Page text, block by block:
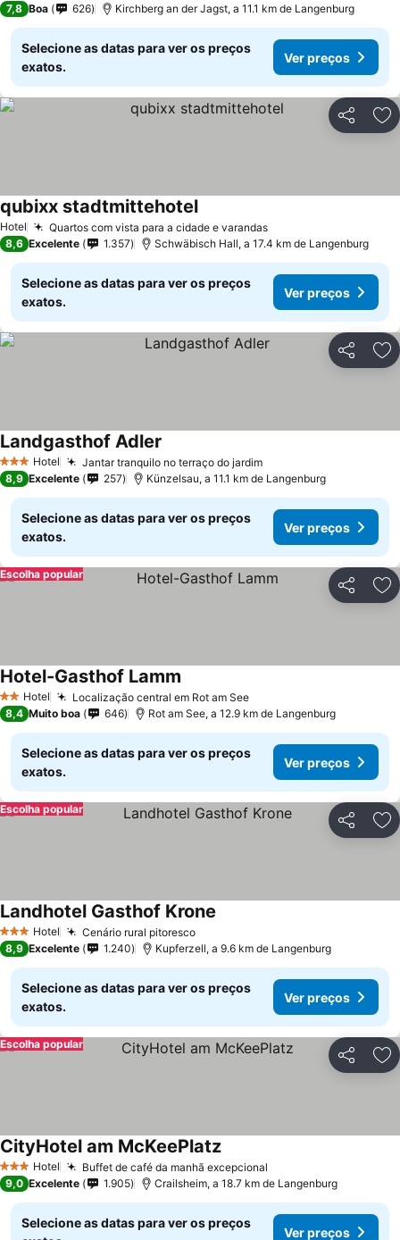
7,8 Boa 626 Kirchberg an der Jagst, a 11.1 km de Langenburg
Selecione as datas para ver os preços
exatos.
Ver preços
Partilhar
Hotel Quartos com vista para a cidade e varandas
qubixx stadtmittehotel
8,6 Excelente 1.357 Schwäbisch Hall, a 17.4 km de Langenburg
Selecione as datas para ver os preços
exatos.
Ver preços
Partilhar
3 EstrelasHotel Jantar tranquilo no terraço do jardim
Landgasthof Adler
8,9 Excelente 257 Künzelsau, a 11.1 km de Langenburg
Selecione as datas para ver os preços
exatos.
Ver preços
Partilhar
Escolha popular
2 Estrelas
Hotel Localização central em Rot am See
Hotel-Gasthof Lamm
8,4 Muito boa 646 Rot am See, a 12.9 km de Langenburg
Selecione as datas para ver os preços
exatos.
Ver preços
Partilhar
Escolha popular
3 EstrelasHotel Cenário rural pitoresco
Landhotel Gasthof Krone
8,9 Excelente 1.240 Kupferzell, a 9.6 km de Langenburg
Selecione as datas para ver os preços
exatos.
Ver preços
Partilhar
Escolha popular
3 EstrelasHotel Buffet de café da manhã excepcional
CityHotel am McKeePlatz
9,0 Excelente 1.905 Crailsheim, a 18.7 km de Langenburg
Selecione as datas para ver os preços
Ver preços